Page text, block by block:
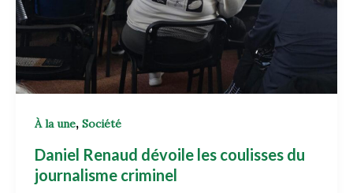
À la une, Société
Daniel Renaud dévoile les coulisses du
journalisme criminel